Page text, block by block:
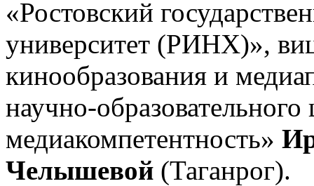
«Ростовский
университет (РИНХ)»,
кинообразования и
научно-
медиакомпетентность»
Челышевой (Таганрог).